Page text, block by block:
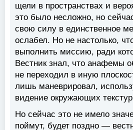
щели в пространствах и
это было несложно, но
свою силу в единственное
ослабел. Но не настолько,
выполнить миссию, ради
Вестник знал, что анафемы
не переходил в иную
лишь маневрировал,
видение окружающих
Но сейчас это не имело
поймут, будет поздно —